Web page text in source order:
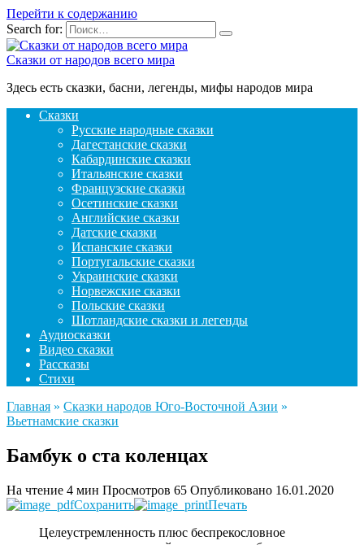
Перейти к содержанию
Search for:
Сказки от народов всего мира
Здесь есть сказки, басни, легенды, мифы народов мира
Сказки
Русские народные сказки
Дагестанские сказки
Кабардинские сказки
Итальянские сказки
Французские сказки
Осетинские сказки
Английские сказки
Датские сказки
Испанские сказки
Португальские сказки
Украинские сказки
Норвежские сказки
Польские сказки
Шотландские сказки и легенды
Аудиосказки
Видео сказки
Рассказы
Стихи
Главная » Сказки народов Юго-Восточной Азии »
Вьетнамские сказки
Бамбук о ста коленцах
На чтение 4 мин Просмотров 65 Опубликовано 16.01.2020
Сохранить
Печать
Целеустремленность плюс беспрекословное